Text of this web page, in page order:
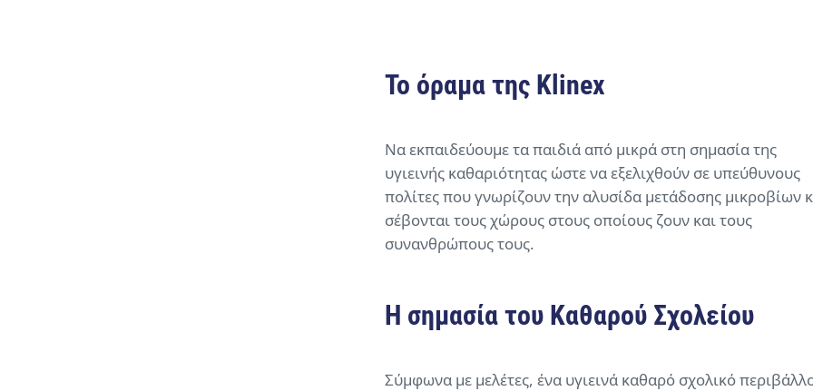
Το όραμα της Klinex
Να εκπαιδεύουμε τα παιδιά από μικρά στη σημασία της
υγιεινής καθαριότητας ώστε να εξελιχθούν σε υπεύθυνους
πολίτες που γνωρίζουν την αλυσίδα μετάδοσης μικροβίων
σέβονται τους χώρους στους οποίους ζουν και τους
συνανθρώπους τους.
Η σημασία του Καθαρού Σχολείου
Σύμφωνα με μελέτες, ένα υγιεινά καθαρό σχολικό